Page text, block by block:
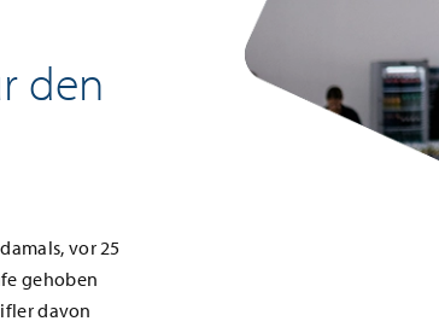
den
vor 25
gehoben
davon